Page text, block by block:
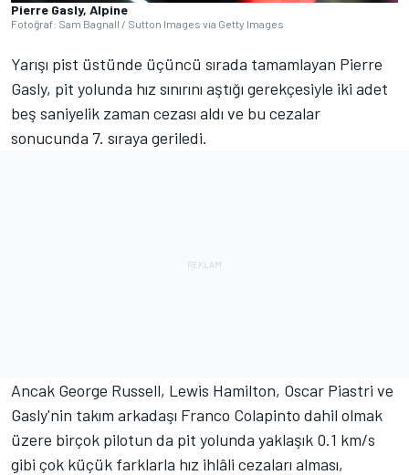
Pierre Gasly, Alpine
Fotoğraf: Sam Bagnall / Sutton Images via Getty Images
Yarışı pist üstünde üçüncü sırada tamamlayan Pierre
Gasly, pit yolunda hız sınırını aştığı gerekçesiyle iki adet
beş saniyelik zaman cezası aldı ve bu cezalar
sonucunda 7. sıraya geriledi.
Ancak George Russell, Lewis Hamilton, Oscar Piastri ve
Gasly'nin takım arkadaşı Franco Colapinto dahil olmak
üzere birçok pilotun da pit yolunda yaklaşık 0.1 km/s
gibi çok küçük farklarla hız ihlâli cezaları alması,